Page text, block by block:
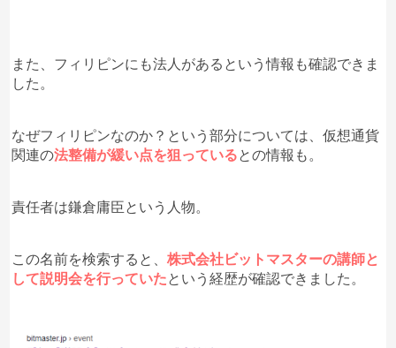
また、フィリピンにも法人があるという情報も確認できま
した。
なぜフィリピンなのか？という部分については、仮想通貨
関連の法整備が緩い点を狙っているとの情報も。
責任者は鎌倉庸臣という人物。
この名前を検索すると、株式会社ビットマスターの講師と
して説明会を行っていたという経歴が確認できました。